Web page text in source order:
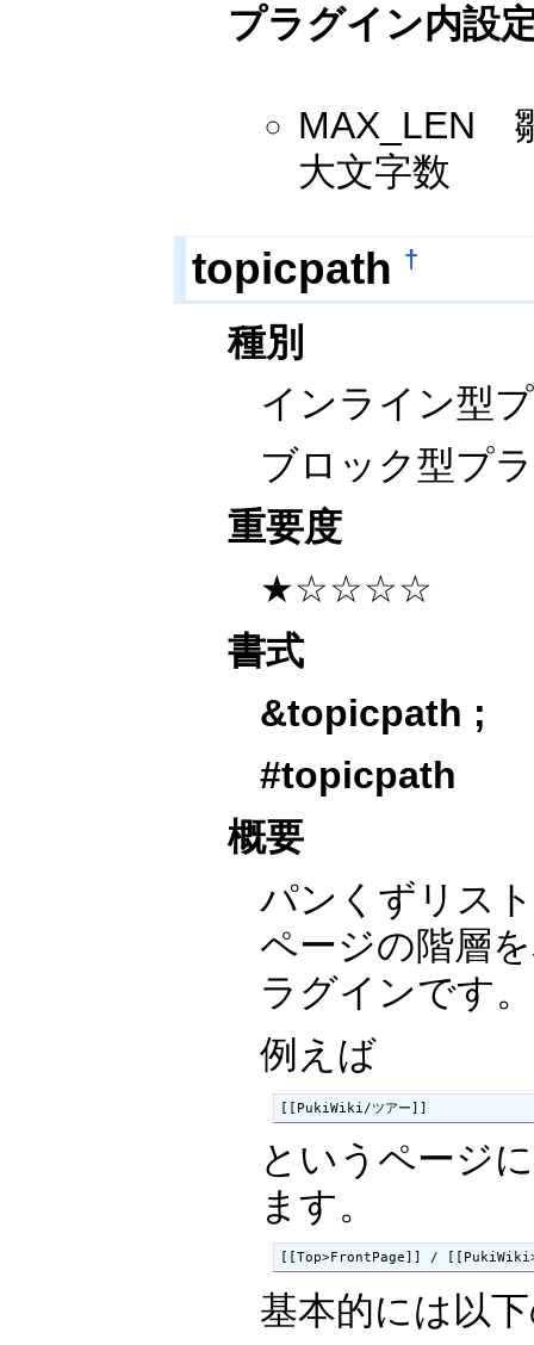
プラグイン内設
MAX_LEN
大文字数
topicpath †
種別
インライン型
ブロック型プ
重要度
★☆☆☆☆
書式
&topicpath ;
#topicpath
概要
パンくずリス
ページの階層
ラグインです。
例えば
[[PukiWiki/ツアー]]
というページ
ます。
[[Top>FrontPage]] /
基本的には以